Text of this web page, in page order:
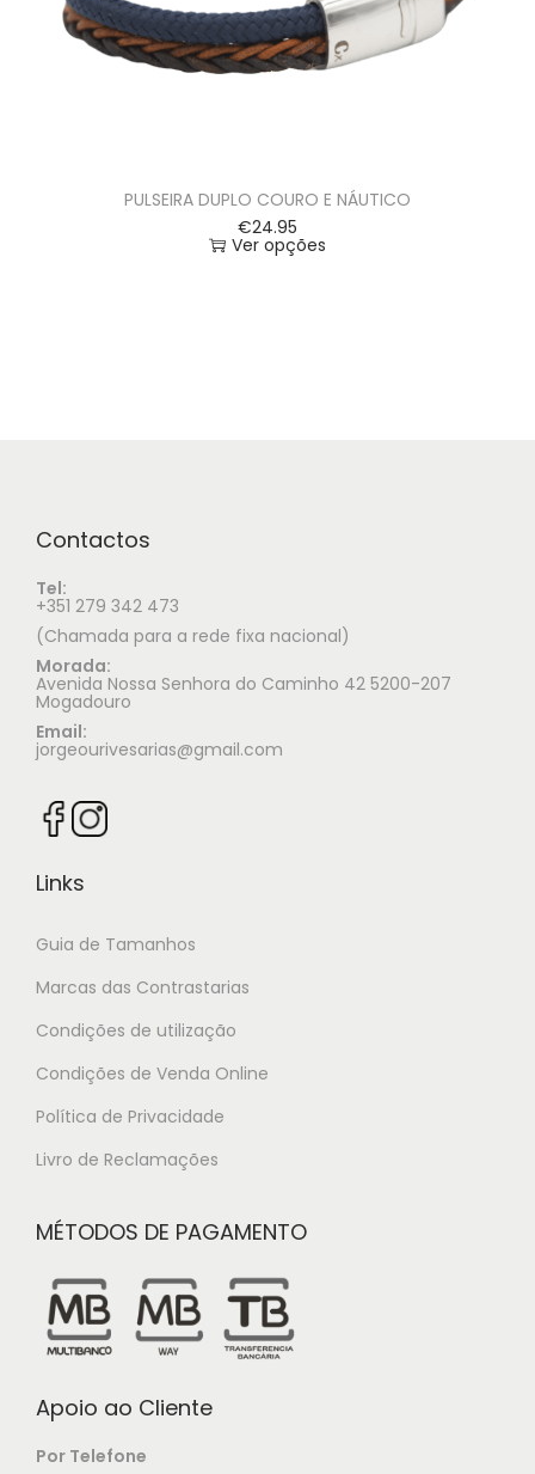
PULSEIRA DUPLO COURO E NÁUTICO
€24.95
Ver opções
Contactos
Tel:
+351 279 342 473
(Chamada para a rede fixa nacional)
Morada:
Avenida Nossa Senhora do Caminho 42 5200-207
Mogadouro
Email:
jorgeourivesarias@gmail.com
Links
Guia de Tamanhos
Marcas das Contrastarias
Condições de utilização
Condições de Venda Online
Política de Privacidade
Livro de Reclamações
MÉTODOS DE PAGAMENTO
Apoio ao Cliente
Por Telefone